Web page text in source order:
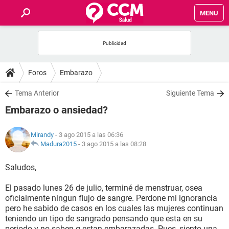
MENU
FOROS
SALUD
NUTRICIÓN
BIENESTAR
SEXUALIDAD
GLOSARIO
Foros Embarazo
Tema Anterior Siguiente Tema
Embarazo o ansiedad?
Mirandy - 3 ago 2015 a las 06:36
Madura2015 - 3 ago 2015 a las 08:28
Saludos,
El pasado lunes 26 de julio, terminé de menstruar, osea
oficialmente ningun flujo de sangre. Perdone mi ignorancia
pero he sabido de casos en los cuales las mujeres continuan
teniendo un tipo de sangrado pensando que esta en su